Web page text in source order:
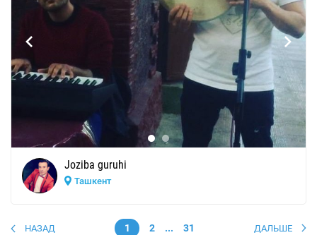
Joziba guruhi
Ташкент
НАЗАД 1 2 ... 31 ДАЛЬШЕ